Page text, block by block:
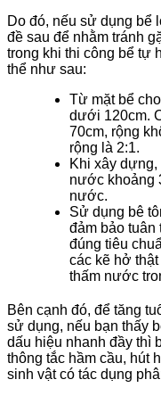
Do đó, nếu sử dụng bể
đề sau để nhằm tránh
trong khi thi công bể tự
thể như sau:
Từ mặt bể
dưới 120cm.
70cm, rộng
rộng là 2:1.
Khi xây
nước khoảng
nước.
Sử dụng bê
đảm bảo tuân
đúng tiêu
các kẽ hở
thấm nước
Bên cạnh đó, để tăng
sử dụng, nếu bạn thấy
dấu hiệu nhanh đầy thì
thông tắc hầm cầu, hút
sinh vật có tác dụng